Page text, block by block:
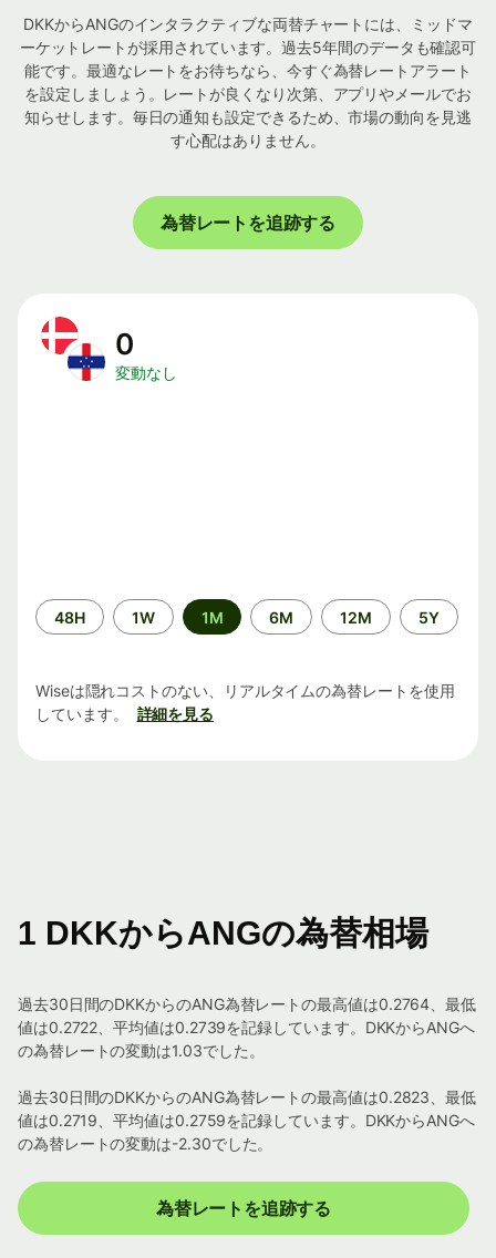
DKKからANGのインタラクティブな両替チャートには、ミッドマ
ーケットレートが採用されています。過去5年間のデータも確認可
能です。最適なレートをお待ちなら、今すぐ為替レートアラート
を設定しましょう。レートが良くなり次第、アプリやメールでお
知らせします。毎日の通知も設定できるため、市場の動向を見逃
す心配はありません。
為替レートを追跡する
0
変動なし
期
間
48H 1W 1M 6M 12M 5Y
Wiseは隠れコストのない、リアルタイムの為替レートを使用
しています。
詳細を見る
1 DKKからANGの為替相場
過去30日間のDKKからのANG為替レートの最高値は0.2764、最低
値は0.2722、平均値は0.2739を記録しています。DKKからANGへ
の為替レートの変動は1.03でした。
過去30日間のDKKからのANG為替レートの最高値は0.2823、最低
値は0.2719、平均値は0.2759を記録しています。DKKからANGへ
の為替レートの変動は-2.30でした。
為替レートを追跡する